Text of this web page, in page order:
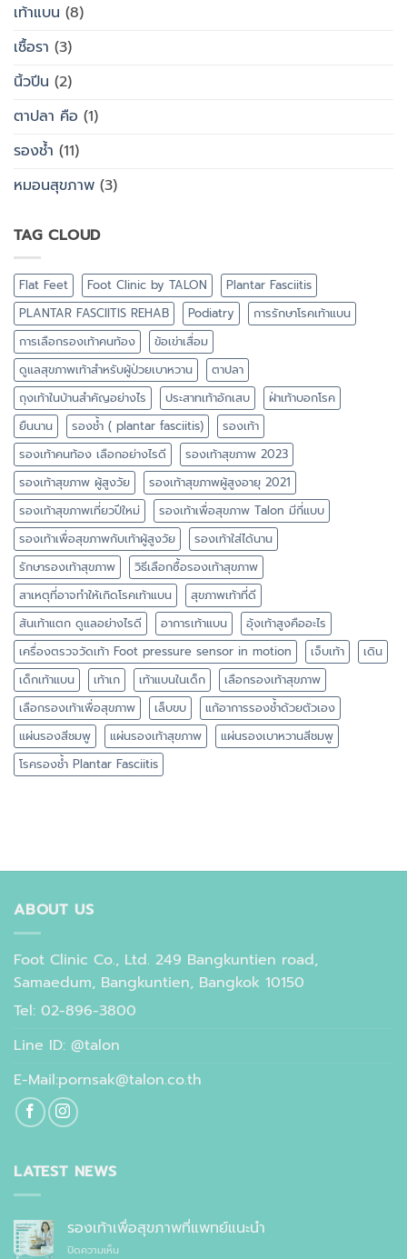
เท้าแบน (8)
เชื้อรา (3)
นิ้วปีน (2)
ตาปลา คือ (1)
รองช้ำ (11)
หมอนสุขภาพ (3)
TAG CLOUD
Flat Feet Foot Clinic by TALON
Plantar Fasciitis
PLANTAR FASCIITIS REHAB
Podiatry
การรักษาโรคเท้าแบน
การเลือกรองเท้าคนท้อง
ข้อเข่าเสื่อม
ดูแลสุขภาพเท้าสำหรับผู้ป่วยเบาหวาน
ตาปลา
ถุงเท้าในบ้านสำคัญอย่างไร
ประสาทเท้าอักเสบ
ฝ่าเท้าบอกโรค
ยืนนาน
รองช้ำ ( plantar fasciitis)
รองเท้า
รองเท้าคนท้อง เลือกอย่างไรดี
รองเท้าสุขภาพ 2023
รองเท้าสุขภาพ ผู้สูงวัย
รองเท้าสุขภาพผู้สูงอายุ 2021
รองเท้าสุขภาพเที่ยวปีใหม่
รองเท้าเพื่อสุขภาพ Talon มีกี่แบบ
รองเท้าเพื่อสุขภาพกับเท้าผู้สูงวัย
รองเท้าใส่ได้นาน
รักษารองเท้าสุขภาพ
วิธีเลือกซื้อรองเท้าสุขภาพ
สาเหตุที่อาจทำให้เกิดโรคเท้าแบน
สุขภาพเท้าที่ดี
ส้นเท้าแตก ดูแลอย่างไรดี
อาการเท้าแบน
อุ้งเท้าสูงคืออะไร
เครื่องตรวจวัดเท้า Foot pressure sensor in motion
เจ็บเท้า
เดิน
เด็กเท้าแบน
เท้าเก เท้าแบนในเด็ก
เลือกรองเท้าสุขภาพ
เลือกรองเท้าเพื่อสุขภาพ
เล็บขบ
แก้อาการรองช้ำด้วยตัวเอง
แผ่นรองสีชมพู
แผ่นรองเท้าสุขภาพ
แผ่นรองเบาหวานสีชมพู
โรครองช้ำ Plantar Fasciitis
ABOUT US
Foot Clinic Co., Ltd. 249 Bangkuntien road,
Samaedum, Bangkuntien, Bangkok 10150
Tel: 02-896-3800
Line ID: @talon
E-Mail:pornsak@talon.co.th
LATEST NEWS
รองเท้าเพื่อสุขภาพที่แพทย์แนะนำ
ปิดความเห็นบน